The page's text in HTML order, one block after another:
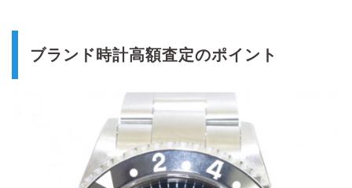
ブランド時計高額査定のポイント